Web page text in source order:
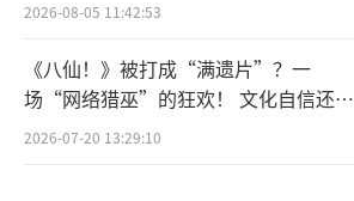
2026-08-05 11:42:53
《八仙！》被打成“满遗片”？一
场“网络猎巫”的狂欢！ 文化自信还是
焦虑？
2026-07-20 13:29:10